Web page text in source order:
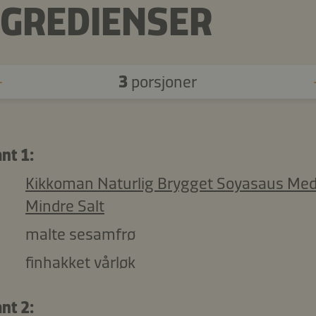
3 porsjoner
1:
Kikkoman Naturlig Brygget Soyasaus
Mindre Salt
malte sesamfrø
finhakket vårløk
2: